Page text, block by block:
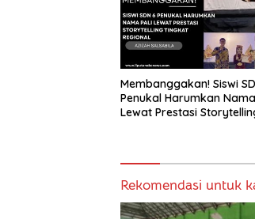
Membanggakan! Siswi
Penukal Harumkan Nama
Lewat Prestasi
Rekomendasi untuk